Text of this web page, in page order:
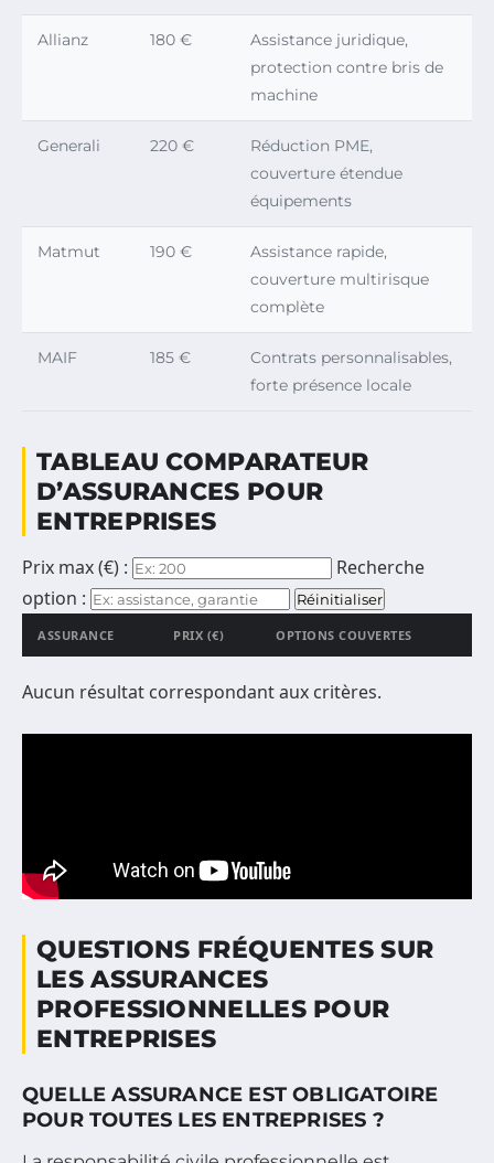
Allianz 180 €
Assistance juridique,
protection contre bris de
machine
Generali 220 €
Réduction PME,
couverture étendue
équipements
Matmut 190 €
Assistance rapide,
couverture multirisque
complète
MAIF 185 €
Contrats personnalisables,
forte présence locale
TABLEAU COMPARATEUR
D’ASSURANCES POUR
ENTREPRISES
Prix max (€) :
Recherche
option :
Réinitialiser
ASSURANCE PRIX (€) OPTIONS COUVERTES
Aucun résultat correspondant aux critères.
QUESTIONS FRÉQUENTES SUR
LES ASSURANCES
PROFESSIONNELLES POUR
ENTREPRISES
QUELLE ASSURANCE EST OBLIGATOIRE
POUR TOUTES LES ENTREPRISES ?